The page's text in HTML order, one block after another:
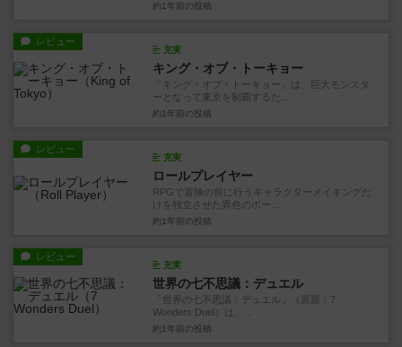
約1年前 の投稿
レビュー
充実
キング・オブ・トーキョー
「キング・オブ・トーキョー」は、巨大モンスタ
ーとなって東京を制覇するた...
約1年前 の投稿
レビュー
充実
ロールプレイヤー
RPGで冒険の前に行うキャラクターメイキングだ
けを独立させた異色のボー...
約1年前 の投稿
レビュー
充実
世界の七不思議：デュエル
「世界の七不思議：デュエル」（原題：7
Wonders Duel）は、...
約1年前 の投稿